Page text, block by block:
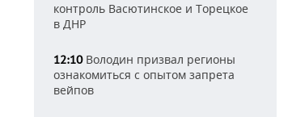
контроль Васютинское и Торецкое
в ДНР
12:10Володин призвал регионы
ознакомиться с опытом запрета
вейпов